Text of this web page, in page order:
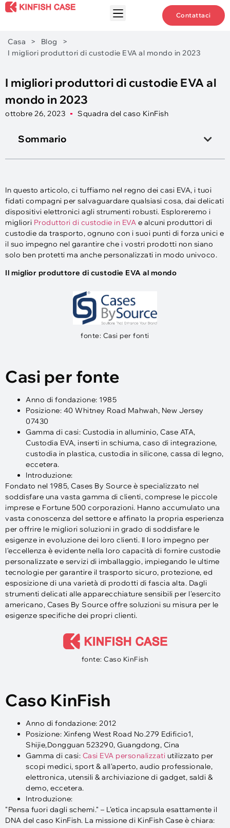
Contattaci
Casa > Blog
>
I migliori produttori di custodie EVA al mondo in 2023
I migliori produttori di custodie EVA al
mondo in 2023
ottobre 26, 2023 Squadra del caso KinFish
Sommario
In questo articolo, ci tuffiamo nel regno dei casi EVA, i tuoi
fidati compagni per salvaguardare qualsiasi cosa, dai delicati
dispositivi elettronici agli strumenti robusti. Esploreremo i
migliori Produttori di custodie in EVA e alcuni produttori di
custodie da trasporto, ognuno con i suoi punti di forza unici e
il suo impegno nel garantire che i vostri prodotti non siano
solo ben protetti ma anche personalizzati in modo univoco.
Il miglior produttore di custodie EVA al mondo
fonte: Casi per fonti
Casi per fonte
Anno di fondazione: 1985
Posizione: 40 Whitney Road Mahwah, New Jersey
07430
Gamma di casi: Custodia in alluminio, Case ATA,
Custodia EVA, inserti in schiuma, caso di integrazione,
custodia in plastica, custodia in silicone, cassa di legno,
eccetera.
Introduzione:
Fondato nel 1985, Cases By Source è specializzato nel
soddisfare una vasta gamma di clienti, comprese le piccole
imprese e Fortune 500 corporazioni. Hanno accumulato una
vasta conoscenza del settore e affinato la propria esperienza
per offrire le migliori soluzioni in grado di soddisfare le
esigenze in evoluzione dei loro clienti. Il loro impegno per
l'eccellenza è evidente nella loro capacità di fornire custodie
personalizzate e servizi di imballaggio, impiegando le ultime
tecnologie per garantire il trasporto sicuro, protezione, ed
esposizione di una varietà di prodotti di fascia alta. Dagli
strumenti delicati alle apparecchiature sensibili per l'esercito
americano, Cases By Source offre soluzioni su misura per le
esigenze specifiche dei propri clienti.
fonte: Caso KinFish
Caso KinFish
Anno di fondazione: 2012
Posizione: Xinfeng West Road No.279 Edificio1,
Shijie,Dongguan 523290, Guangdong, Cina
Gamma di casi: Casi EVA personalizzati utilizzato per
scopi medici, sport & all'aperto, audio professionale,
elettronica, utensili & archiviazione di gadget, saldi &
demo, eccetera.
Introduzione:
"Pensa fuori dagli schemi." – L’etica incapsula esattamente il
DNA del caso KinFish. La missione di KinFish Case è chiara: